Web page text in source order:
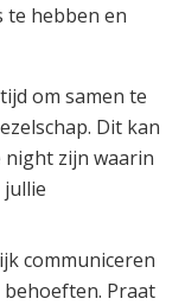
te hebben en
om samen te
Dit kan
night zijn waarin
jullie
communiceren
Praat